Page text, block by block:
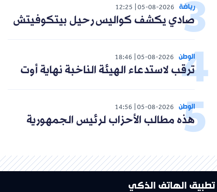
رياضة 05-08-2026
12:25
صادي يكشف كواليس رحيل بيتكوفيتش
الوطن 05-08-2026
18:46
ترقب لاستدعاء الهيئة الناخبة نهاية أوت
الوطن 05-08-2026
14:56
هذه مطالب الأحزاب لرئيس الجمهورية
تطبيق الهاتف الذكي